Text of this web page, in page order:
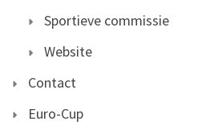
Sportieve commissie
Website
Contact
Euro-Cup